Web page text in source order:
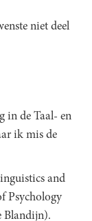
niet deel
in de Taal- en
ik mis de
and
Psychology
Blandijn).